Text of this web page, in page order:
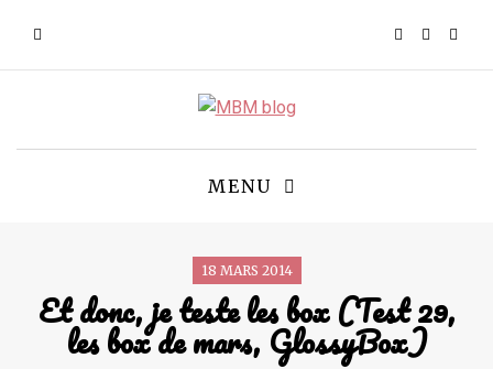
MENU
18 MARS 2014
Et donc, je teste les box (Test 29,
les box de mars, GlossyBox)